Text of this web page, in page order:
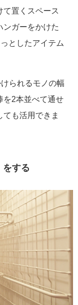
て置くスペース
ンガーをかけた
としたアイテム
られるモノの幅
を2本並べて通せ
も活用できま
をする